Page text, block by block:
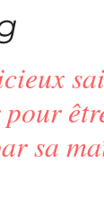
Chien
Chat
FAITS DIVERS
sa